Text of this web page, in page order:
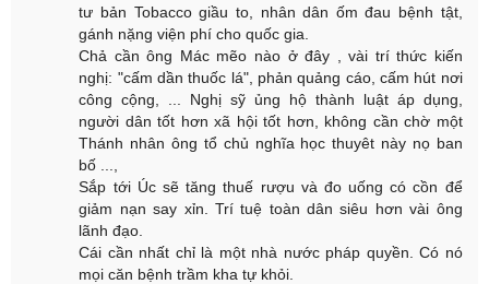
tư bản Tobacco giầu to, nhân dân ốm đau bệnh tật,
gánh nặng viện phí cho quốc gia.
Chả cần ông Mác mẽo nào ở đây , vài trí thức kiến
nghị: "cấm dần thuốc lá", phản quảng cáo, cấm hút nơi
công cộng, ... Nghị sỹ ủng hộ thành luật áp dụng,
người dân tốt hơn xã hội tốt hơn, không cần chờ một
Thánh nhân ông tổ chủ nghĩa học thuyêt này nọ ban
bố ...,
Sắp tới Úc sẽ tăng thuế rượu và đo uống có cồn để
giảm nạn say xỉn. Trí tuệ toàn dân siêu hơn vài ông
lãnh đạo.
Cái cần nhất chỉ là một nhà nước pháp quyền. Có nó
mọi căn bệnh trầm kha tự khỏi.